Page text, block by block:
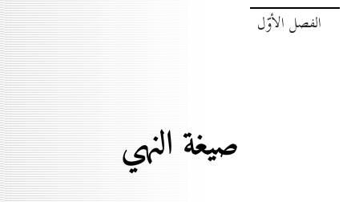
الفصل الأوّل
صيغة النهي